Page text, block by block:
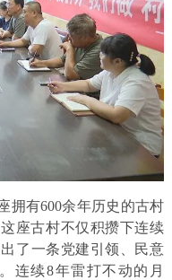
拥有600余年历史的古村
座古村不仅积攒下连续
了一条党建引领、民意
连续8年雷打不动的月